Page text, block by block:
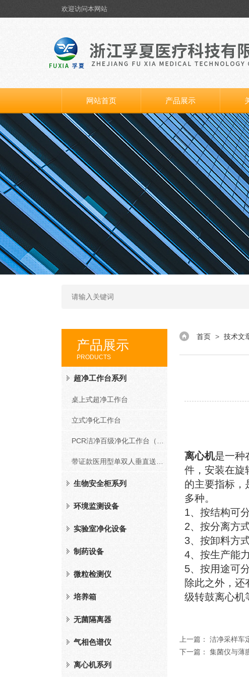
欢迎访问本网站
网站首页 产品展示
产品展示
PRODUCTS
超净工作台系列
桌上式超净工作台
立式净化工作台
生物安全柜系列
环境监测设备
实验室净化设备
制药设备
微粒检测仪
培养箱
无菌隔离器
气相色谱仪
离心机系列
首页 > 技术文
离心机是一种
件，安装在旋
的主要指标，
多种。
1、按结构可
2、按分离方
3、按卸料方
4、按生产能
5、按用途可
除此之外，还
级转鼓离心机
上一篇： 洁净采样车
下一篇： 集菌仪与薄